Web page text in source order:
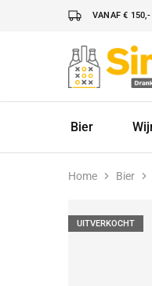
VANAF € 150,-
Drank,
Bier
Bier
Home Bier
UITVERKOCHT